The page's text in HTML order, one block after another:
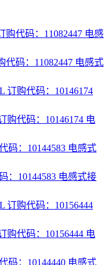
代码：11082447 电感式
购代码：10146174 电
：10144583 电感式接
购代码：10156444 电